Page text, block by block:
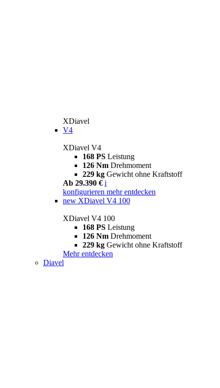
XDiavel
V4
XDiavel V4
168 PS Leistung
126 Nm Drehmoment
229 kg Gewicht ohne Kraftstoff
Ab 29.390 € i
konfigurieren mehr entdecken
new XDiavel V4 100
XDiavel V4 100
168 PS Leistung
126 Nm Drehmoment
229 kg Gewicht ohne Kraftstoff
Mehr entdecken
Diavel